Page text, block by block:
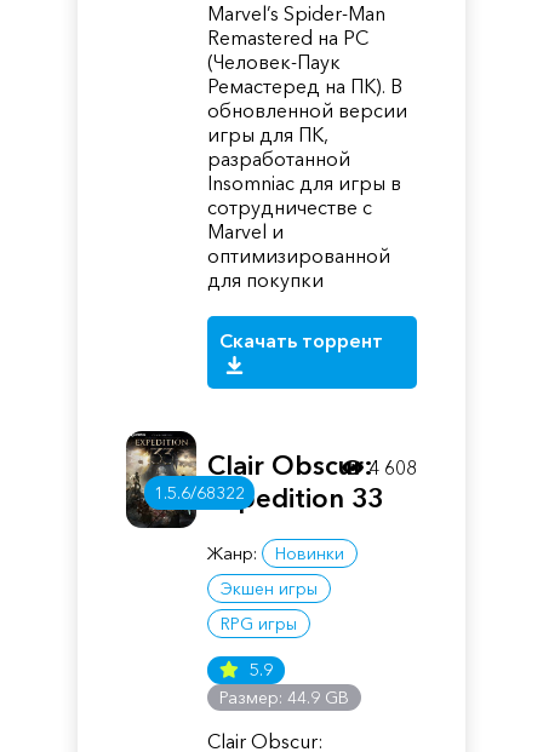
Marvel’s Spider-Man
Remastered на PC
(Человек-Паук
Ремастеред на ПК). В
обновленной версии
игры для ПК,
разработанной
Insomniac для игры в
сотрудничестве с
Marvel и
оптимизированной
для покупки
Скачать торрент
1.5.6/68322
Clair Obscur:
Expedition 33
Жанр:
Новинки
Экшен игры
RPG игры
5.9
Размер: 44.9 GB
Clair Obscur:
4 608